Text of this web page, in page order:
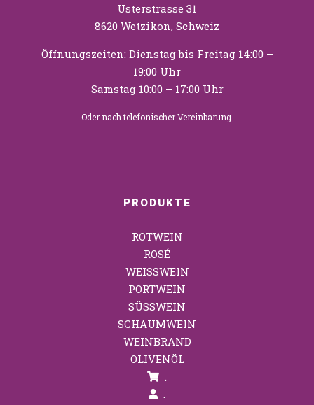
Usterstrasse 31
8620 Wetzikon, Schweiz
Öffnungszeiten: Dienstag bis Freitag 14:00 –
19:00 Uhr
Samstag 10:00 – 17:00 Uhr
Oder nach telefonischer Vereinbarung.
PRODUKTE
ROTWEIN
ROSÉ
WEISSWEIN
PORTWEIN
SÜSSWEIN
SCHAUMWEIN
WEINBRAND
OLIVENÖL